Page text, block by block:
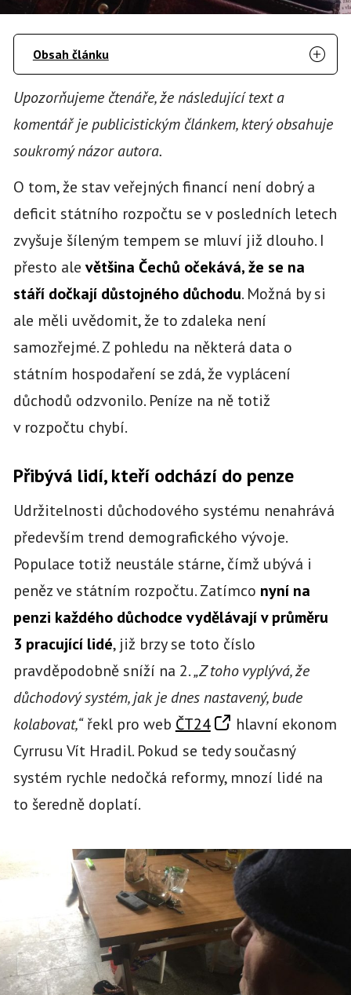
Obsah článku
Upozorňujeme čtenáře, že následující text a
komentář je publicistickým článkem, který obsahuje
soukromý názor autora.
O tom, že stav veřejných financí není dobrý a
deficit státního rozpočtu se v posledních letech
zvyšuje šíleným tempem se mluví již dlouho. I
přesto ale většina Čechů očekává, že se na
stáří dočkají důstojného důchodu. Možná by si
ale měli uvědomit, že to zdaleka není
samozřejmé. Z pohledu na některá data o
státním hospodaření se zdá, že vyplácení
důchodů odzvonilo. Peníze na ně totiž
v rozpočtu chybí.
Přibývá lidí, kteří odchází do penze
Udržitelnosti důchodového systému nenahrává
především trend demografického vývoje.
Populace totiž neustále stárne, čímž ubývá i
peněz ve státním rozpočtu. Zatímco nyní na
penzi každého důchodce vydělávají v průměru
3 pracující lidé, již brzy se toto číslo
pravděpodobně sníží na 2.„Z toho vyplývá, že
důchodový systém, jak je dnes nastavený, bude
kolabovat,“řekl pro web ČT24
hlavní ekonom
Cyrrusu Vít Hradil. Pokud se tedy současný
systém rychle nedočká reformy, mnozí lidé na
to šeredně doplatí.